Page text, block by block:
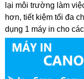
lại môi trường làm
hơn, tiết kiệm tối đa
dụng 1 máy in cho